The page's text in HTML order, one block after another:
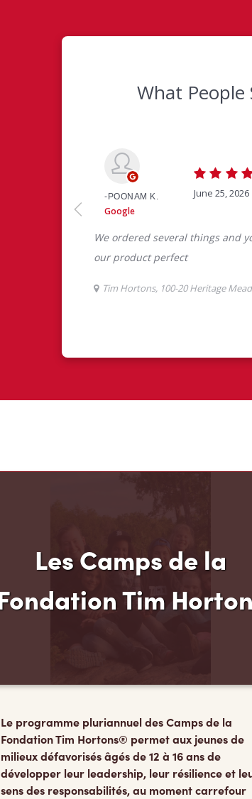
Fondation Tim Hortons
Fondation Tim Hortons® permet aux jeunes de
milieux défavorisés âgés de 12 à 16 ans de
développer leur leadership, leur résilience et leur
sens des responsabilités, au moment carrefour
de leur vie où ils déterminent ce qu’ils